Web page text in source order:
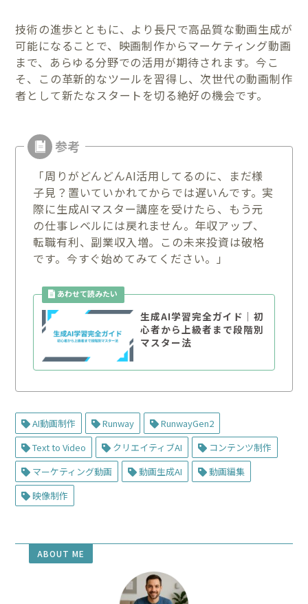
技術の進歩とともに、より長尺で高品質な動画生成が
可能になることで、映画制作からマーケティング動画
まで、あらゆる分野での活用が期待されます。今こ
そ、この革新的なツールを習得し、次世代の動画制作
者として新たなスタートを切る絶好の機会です。
「周りがどんどんAI活用してるのに、まだ様
子見？置いていかれてからでは遅いんです。実
際に生成AIマスター講座を受けたら、もう元
の仕事レベルには戻れません。年収アップ、
転職有利、副業収入増。この未来投資は破格
です。今すぐ始めてみてください。」
生成AI学習完全ガイド｜初
心者から上級者まで段階別
マスター法
AI動画制作 Runway
RunwayGen2
Text to Video
クリエイティブAI
コンテンツ制作
マーケティング動画
動画生成AI
動画編集
映像制作
ABOUT ME